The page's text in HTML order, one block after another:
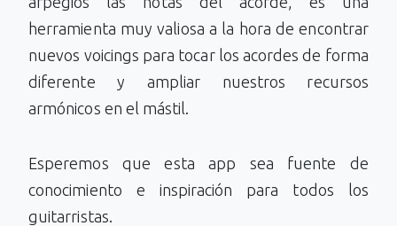
herramienta muy valiosa a la hora de encontrar
nuevos voicings para tocar los acordes de forma
diferente y ampliar nuestros recursos
armónicos en el mástil.
Esperemos que esta app sea fuente de
conocimiento e inspiración para todos los
guitarristas.